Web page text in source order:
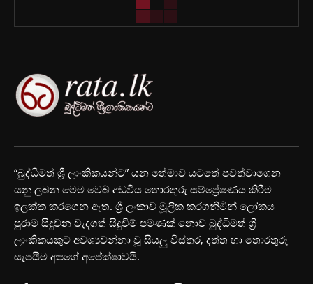
“බුද්ධිමත් ශ්‍රී ලාංකිකයන්ට” යන තේමාව යටතේ පවත්වාගෙන
යනු ලබන මෙම වෙබ් අඩවිය තොරතුරු සම්ප්‍රේෂණය කිරීම
ඉලක්ක කරගෙන ඇත. ශ්‍රී ලංකාව මූලික කරගනිමින් ලෝකය
පුරාම සිදුවන වැදගත් සිදුවීම් පමණක් නොව බුද්ධිමත් ශ්‍රී
ලාංකිකයකුට අවශ්‍යවන්නා වූ සියලු විස්තර, දත්ත හා තොරතුරු
සැපයීම අපගේ අපේක්ෂාවයි.